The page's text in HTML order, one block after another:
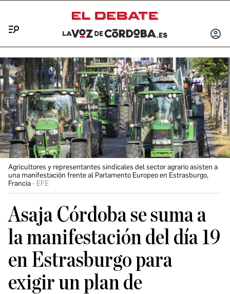
INICIAR
Agricultores y representantes sindicales del sector agrario asisten a
una manifestación frente al Parlamento Europeo en Estrasburgo,
Francia
EFE
Asaja Córdoba se suma a
la manifestación del día 19
en Estrasburgo para
exigir un plan de